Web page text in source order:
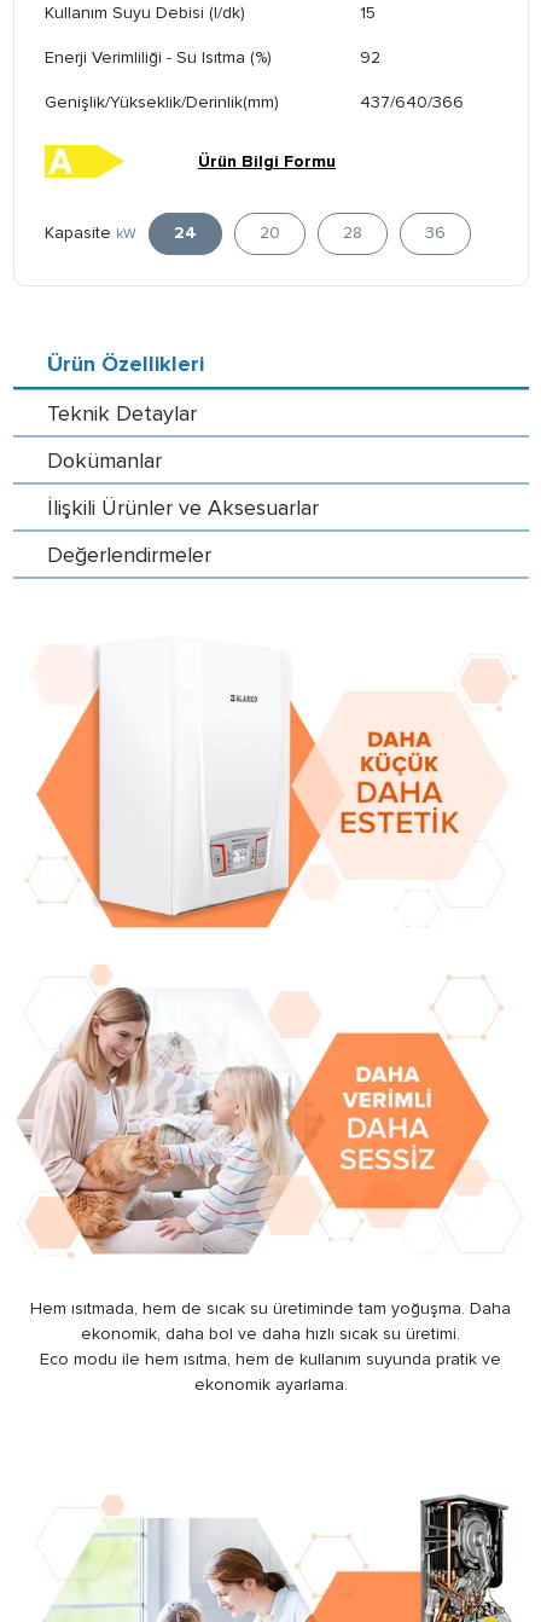
Kullanım Suyu Debisi (l/dk) 15
Enerji Verimliliği - Su Isıtma (%) 92
Genişlik/Yükseklik/Derinlik(mm) 437/640/366
Ürün Bilgi Formu
Kapasite kW 24 20 28 36
Ürün Özellikleri
Teknik Detaylar
Dokümanlar
İlişkili Ürünler ve Aksesuarlar
Değerlendirmeler
Hem ısıtmada, hem de sıcak su üretiminde tam yoğuşma. Daha
ekonomik, daha bol ve daha hızlı sıcak su üretimi.
Eco modu ile hem ısıtma, hem de kullanım suyunda pratik ve
ekonomik ayarlama.